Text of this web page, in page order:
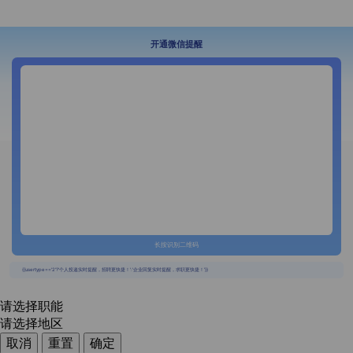
开通微信提醒
长按识别二维码
{{usertype=='2'?'个人投递实时提醒，招聘更快捷！':'企业回复实时提醒，求职更快捷！'}}
请选择职能
请选择地区
取消
重置
确定